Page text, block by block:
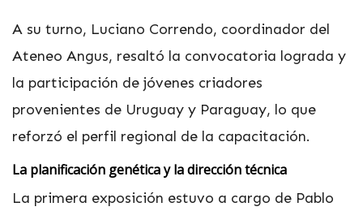
A su turno, Luciano Correndo, coordinador del
Ateneo Angus, resaltó la convocatoria lograda y
la participación de jóvenes criadores
provenientes de Uruguay y Paraguay, lo que
reforzó el perfil regional de la capacitación.
La planificación genética y la dirección técnica
La primera exposición estuvo a cargo de Pablo